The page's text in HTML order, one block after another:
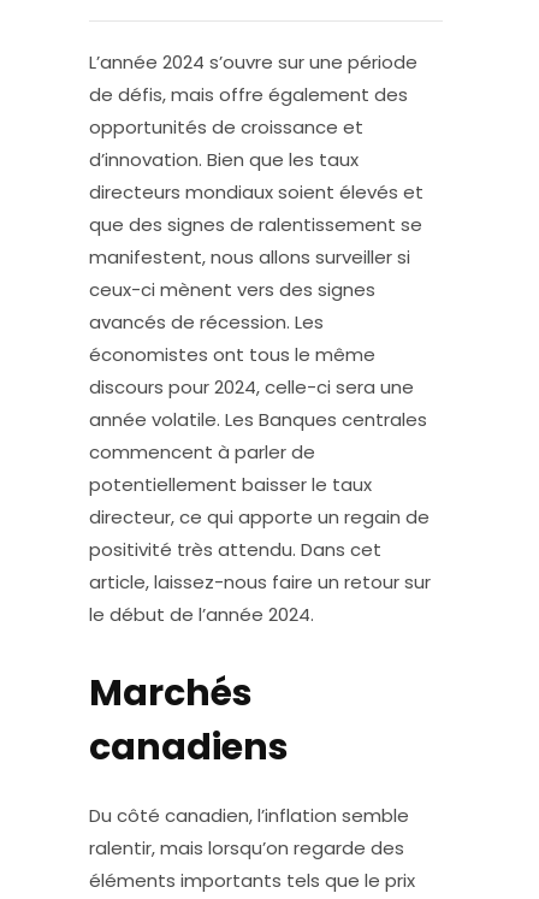
L’année 2024 s’ouvre sur une période
de défis, mais offre également des
opportunités de croissance et
d’innovation. Bien que les taux
directeurs mondiaux soient élevés et
que des signes de ralentissement se
manifestent, nous allons surveiller si
ceux-ci mènent vers des signes
avancés de récession. Les
économistes ont tous le même
discours pour 2024, celle-ci sera une
année volatile. Les Banques centrales
commencent à parler de
potentiellement baisser le taux
directeur, ce qui apporte un regain de
positivité très attendu. Dans cet
article, laissez-nous faire un retour sur
le début de l’année 2024.
Marchés
canadiens
Du côté canadien, l’inflation semble
ralentir, mais lorsqu’on regarde des
éléments importants tels que le prix